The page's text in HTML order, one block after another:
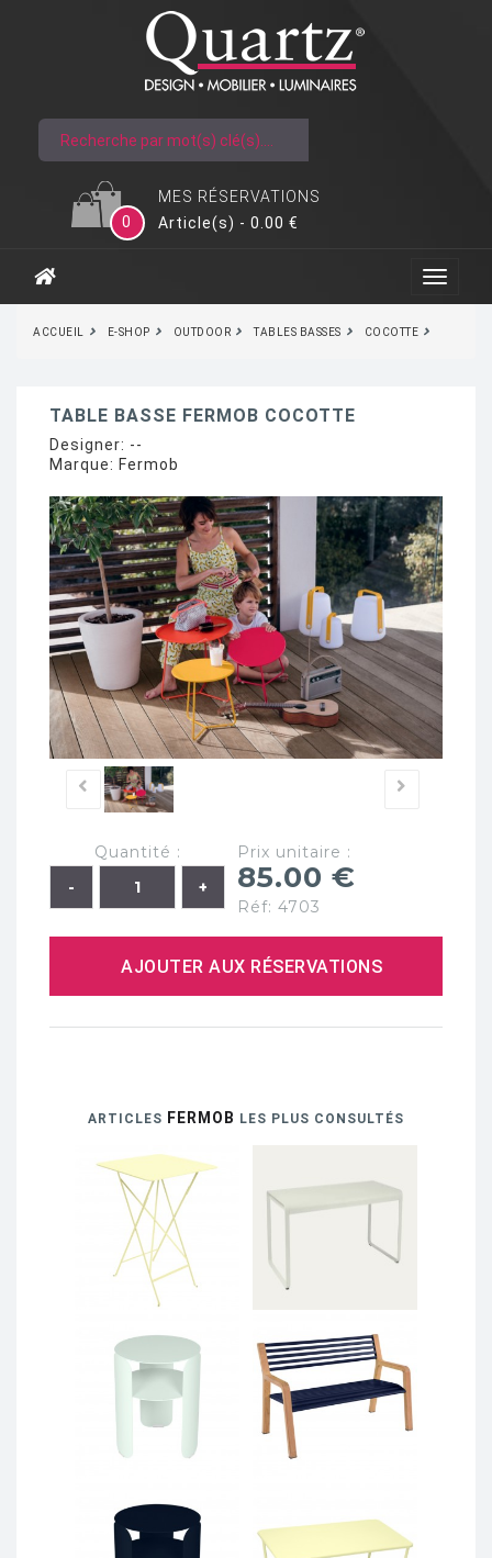
MES RÉSERVATIONS
0
Article(s) - 0.00 €
ACCUEIL E-SHOP OUTDOOR TABLES BASSES COCOTTE
TABLE BASSE FERMOB COCOTTE
Designer: --
Marque: Fermob
Quantité : Prix unitaire :
85.00 €
Réf: 4703
AJOUTER AUX RÉSERVATIONS
ARTICLES FERMOB LES PLUS CONSULTÉS